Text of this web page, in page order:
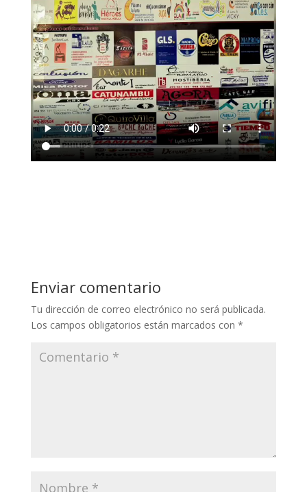
Enviar comentario
Tu dirección de correo electrónico no será publicada.
Los campos obligatorios están marcados con *